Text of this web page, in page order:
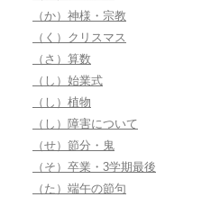
（か）神様・宗教
（く）クリスマス
（さ）算数
（し）始業式
（し）植物
（し）障害について
（せ）節分・鬼
（そ）卒業・3学期最後
（た）端午の節句